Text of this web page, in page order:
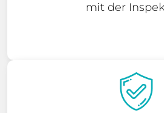
mit der